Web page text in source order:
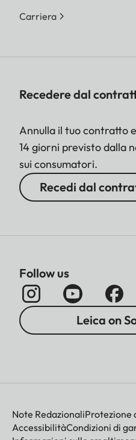
Carriera
Recedere dal
Annulla il tuo contratto
14 giorni previsto dalla
sui consumatori.
Recedi dal
Follow us
Leica on
Note RedazionaliProtezione
AccessibilitàCondizioni di